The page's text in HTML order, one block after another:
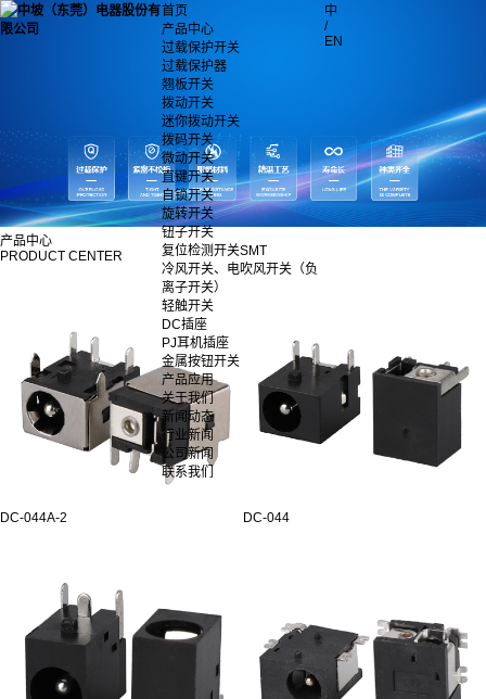
首页
产品中心
过载保护开关
过载保护器
翘板开关
拨动开关
迷你拨动开关
拨码开关
微动开关
直键开关
自锁开关
旋转开关
钮子开关
复位检测开关SMT
冷风开关、电吹风开关（负
离子开关）
轻触开关
DC插座
PJ耳机插座
金属按钮开关
产品应用
关于我们
新闻动态
行业新闻
公司新闻
联系我们
中
/
EN
产品中心
PRODUCT CENTER
DC-044A-2 DC-044